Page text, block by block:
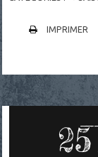
IMPRIMER
25